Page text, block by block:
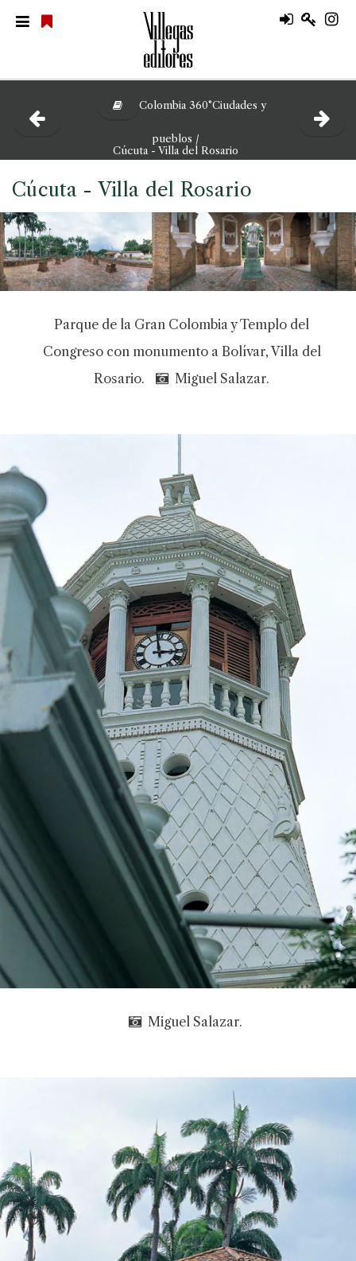
Colombia 360°Ciudades y
pueblos /
Cúcuta - Villa del Rosario
Cúcuta - Villa del Rosario
Parque de la Gran Colombia y Templo del
Congreso con monumento a Bolívar, Villa del
Rosario.
Miguel Salazar.
Miguel Salazar.